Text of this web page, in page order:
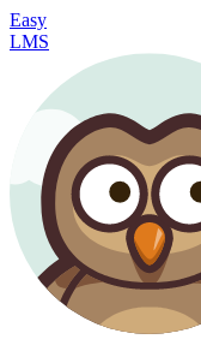
Easy
LMS